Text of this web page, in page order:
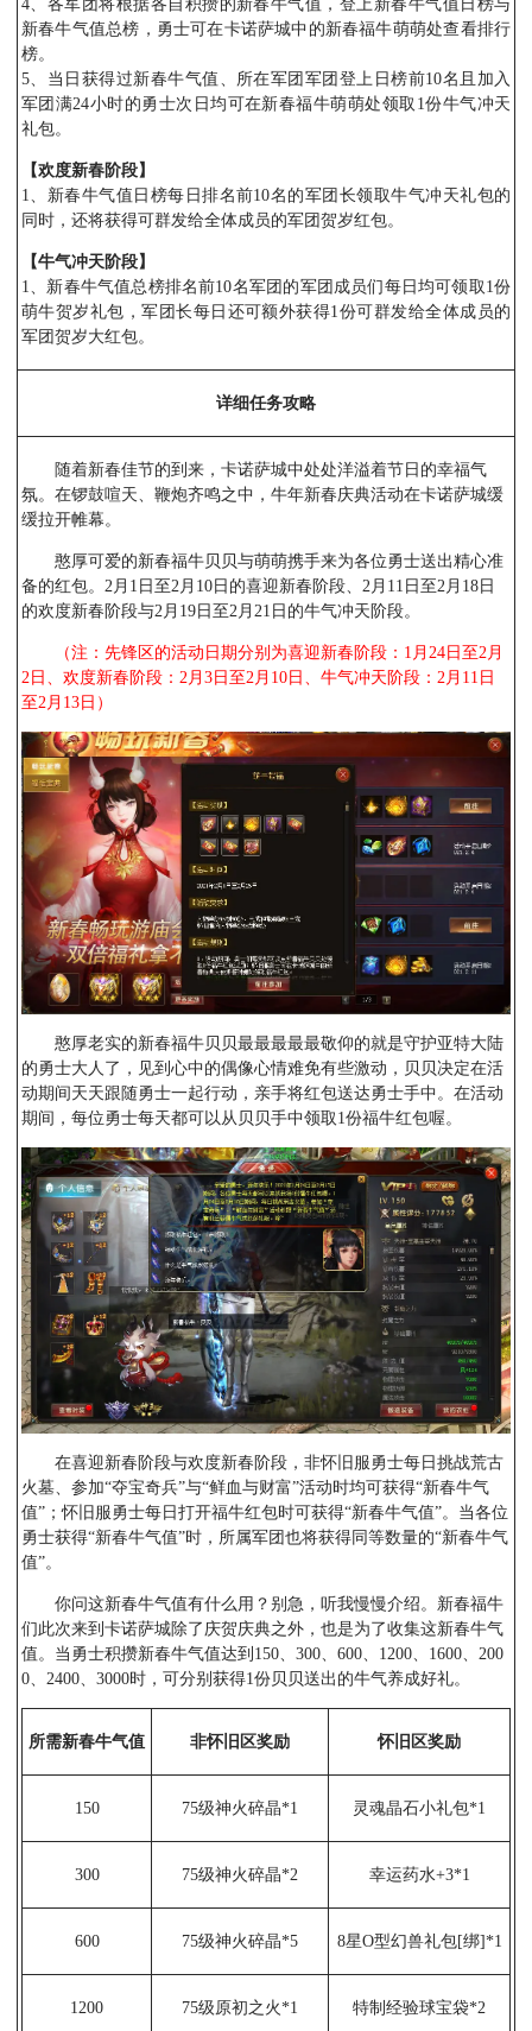
4、各军团将根据各自积攒的新春牛气值，登上新春牛气值日榜与
新春牛气值总榜，勇士可在卡诺萨城中的新春福牛萌萌处查看排行
榜。
5、当日获得过新春牛气值、所在军团军团登上日榜前10名且加入
军团满24小时的勇士次日均可在新春福牛萌萌处领取1份牛气冲天
礼包。
【欢度新春阶段】
1、新春牛气值日榜每日排名前10名的军团长领取牛气冲天礼包的
同时，还将获得可群发给全体成员的军团贺岁红包。
【牛气冲天阶段】
1、新春牛气值总榜排名前10名军团的军团成员们每日均可领取1份
萌牛贺岁礼包，军团长每日还可额外获得1份可群发给全体成员的
军团贺岁大红包。
详细任务攻略
随着新春佳节的到来，卡诺萨城中处处洋溢着节日的幸福气
氛。在锣鼓喧天、鞭炮齐鸣之中，牛年新春庆典活动在卡诺萨城缓
缓拉开帷幕。
憨厚可爱的新春福牛贝贝与萌萌携手来为各位勇士送出精心准
备的红包。2月1日至2月10日的喜迎新春阶段、2月11日至2月18日
的欢度新春阶段与2月19日至2月21日的牛气冲天阶段。
（注：先锋区的活动日期分别为喜迎新春阶段：1月24日至2月
2日、欢度新春阶段：2月3日至2月10日、牛气冲天阶段：2月11日
至2月13日）
憨厚老实的新春福牛贝贝最最最最最敬仰的就是守护亚特大陆
的勇士大人了，见到心中的偶像心情难免有些激动，贝贝决定在活
动期间天天跟随勇士一起行动，亲手将红包送达勇士手中。在活动
期间，每位勇士每天都可以从贝贝手中领取1份福牛红包喔。
在喜迎新春阶段与欢度新春阶段，非怀旧服勇士每日挑战荒古
火墓、参加“夺宝奇兵”与“鲜血与财富”活动时均可获得“新春牛气
值”；怀旧服勇士每日打开福牛红包时可获得“新春牛气值”。当各位
勇士获得“新春牛气值”时，所属军团也将获得同等数量的“新春牛气
值”。
你问这新春牛气值有什么用？别急，听我慢慢介绍。新春福牛
们此次来到卡诺萨城除了庆贺庆典之外，也是为了收集这新春牛气
值。当勇士积攒新春牛气值达到150、300、600、1200、1600、200
0、2400、3000时，可分别获得1份贝贝送出的牛气养成好礼。
所需新春牛气值 非怀旧区奖励 怀旧区奖励
150 75级神火碎晶*1 灵魂晶石小礼包*1
300 75级神火碎晶*2 幸运药水+3*1
600 75级神火碎晶*5 8星O型幻兽礼包[绑]*1
1200 75级原初之火*1 特制经验球宝袋*2